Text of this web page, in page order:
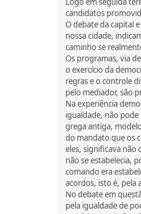
candidatos
O debate da capital
nossa cidade,
caminho se
Os programas, via
o exercício da
regras e o controle
pelo mediador, são
Na experiência
igualdade, não
grega antiga,
do mandato que os
eles, significava não
não se estabelecia,
comando era
acordos, isto é, pela
No debate em
pela igualdade de